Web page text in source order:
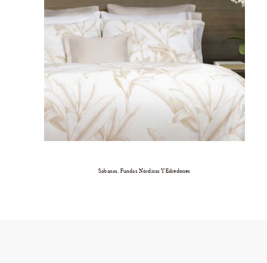
Sabanas, Fundas Nórdicas Y Edredones